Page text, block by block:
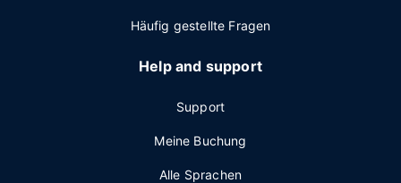
Häufig gestellte Fragen
Help and support
Support
Meine Buchung
Alle Sprachen